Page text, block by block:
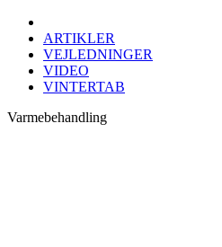
ARTIKLER
VEJLEDNINGER
VIDEO
VINTERTAB
Varmebehandling